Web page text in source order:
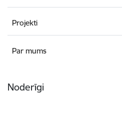
Projekti
Par mums
Noderīgi